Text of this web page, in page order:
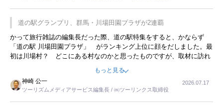
道の駅グランプリ、群馬・川場田園プラザが2連覇
かって旅行雑誌の編集長だった際、道の駅特集をすると、かならず
「道の駅 川場田園プラザ」 がランキング上位に顔をだしました。最
初は川場村？ どこにある村なのかと思ったものですが、取材に訪れ
永井 彰一社長にインタビューしたら、興味深い話が次々が飛び出しま
した。プレゼンも巧みで、今でも思い出すことが２つあります。一つ
は、従業員に東京ディズニーランドを見学させ、サービス業、接客業
の何かを理解してもらっていることです。 もう一つは1800円もする
プレミアムヨーグルトを販売するにあたり、社内に懸念もあったそう
もっと見る
神崎 公一
ツーリズムメディアサービス編集長 / ㈱ツーリンクス取締役
2026.07.17